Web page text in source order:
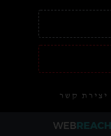
יצירת קשר